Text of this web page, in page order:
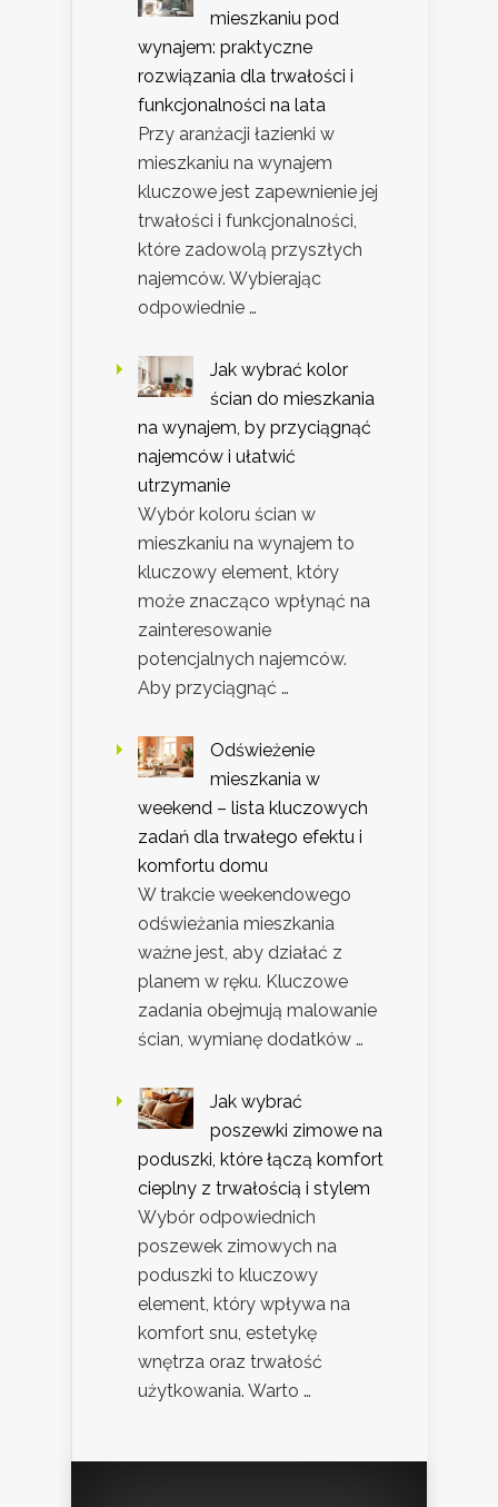
mieszkaniu pod
wynajem: praktyczne
rozwiązania dla trwałości i
funkcjonalności na lata
Przy aranżacji łazienki w
mieszkaniu na wynajem
kluczowe jest zapewnienie jej
trwałości i funkcjonalności,
które zadowolą przyszłych
najemców. Wybierając
odpowiednie …
Jak wybrać kolor
ścian do mieszkania
na wynajem, by przyciągnąć
najemców i ułatwić
utrzymanie
Wybór koloru ścian w
mieszkaniu na wynajem to
kluczowy element, który
może znacząco wpłynąć na
zainteresowanie
potencjalnych najemców.
Aby przyciągnąć …
Odświeżenie
mieszkania w
weekend – lista kluczowych
zadań dla trwałego efektu i
komfortu domu
W trakcie weekendowego
odświeżania mieszkania
ważne jest, aby działać z
planem w ręku. Kluczowe
zadania obejmują malowanie
ścian, wymianę dodatków …
Jak wybrać
poszewki zimowe na
poduszki, które łączą komfort
cieplny z trwałością i stylem
Wybór odpowiednich
poszewek zimowych na
poduszki to kluczowy
element, który wpływa na
komfort snu, estetykę
wnętrza oraz trwałość
użytkowania. Warto …